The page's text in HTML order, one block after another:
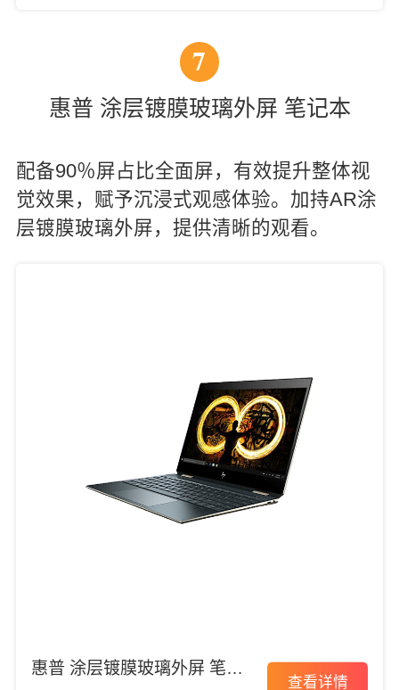
7
惠普 涂层镀膜玻璃外屏 笔记本
配备90％屏占比全面屏，有效提升整体视
觉效果，赋予沉浸式观感体验。加持AR涂
层镀膜玻璃外屏，提供清晰的观看。
惠普 涂层镀膜玻璃外屏 笔记
查看详情